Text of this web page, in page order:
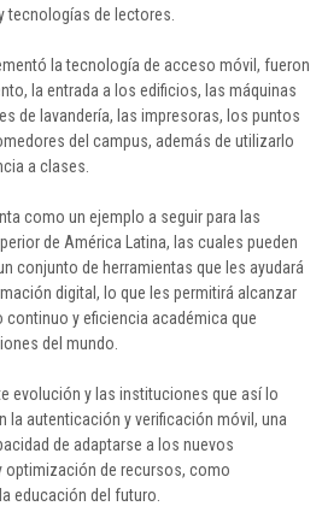
tecnologías de lectores.
la tecnología de acceso móvil, fueron
la entrada a los edificios, las máquinas
de lavandería, las impresoras, los puntos
del campus, además de utilizarlo
a clases.
como un ejemplo a seguir para las
de América Latina, las cuales pueden
conjunto de herramientas que les ayudará
digital, lo que les permitirá alcanzar
y eficiencia académica que
del mundo.
evolución y las instituciones que así lo
la autenticación y verificación móvil, una
de adaptarse a los nuevos
de recursos, como
educación del futuro.